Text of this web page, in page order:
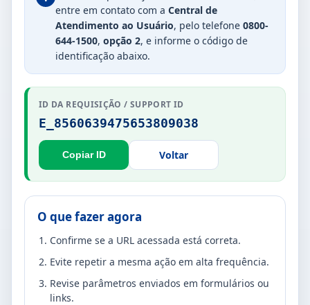
entre em contato com a Central de
Atendimento ao Usuário, pelo telefone 0800-
644-1500, opção 2, e informe o código de
identificação abaixo.
ID DA REQUISIÇÃO / SUPPORT ID
E_8560639475653809038
Copiar ID Voltar
O que fazer agora
Confirme se a URL acessada está correta.
Evite repetir a mesma ação em alta frequência.
Revise parâmetros enviados em formulários ou
links.